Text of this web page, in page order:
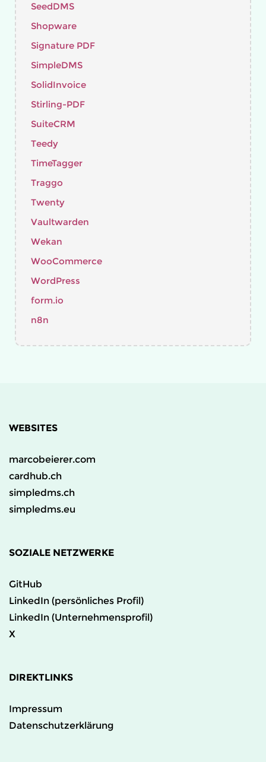
SeedDMS
Shopware
Signature PDF
SimpleDMS
SolidInvoice
Stirling-PDF
SuiteCRM
Teedy
TimeTagger
Traggo
Twenty
Vaultwarden
Wekan
WooCommerce
WordPress
form.io
n8n
WEBSITES
marcobeierer.com
cardhub.ch
simpledms.ch
simpledms.eu
SOZIALE NETZWERKE
GitHub
LinkedIn (persönliches Profil)
LinkedIn (Unternehmensprofil)
X
DIREKTLINKS
Impressum
Datenschutzerklärung